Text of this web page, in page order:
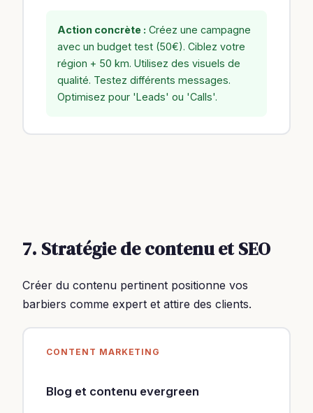
Action concrète : Créez une campagne
avec un budget test (50€). Ciblez votre
région + 50 km. Utilisez des visuels de
qualité. Testez différents messages.
Optimisez pour 'Leads' ou 'Calls'.
7. Stratégie de contenu et SEO
Créer du contenu pertinent positionne vos
barbiers comme expert et attire des clients.
CONTENT MARKETING
Blog et contenu evergreen